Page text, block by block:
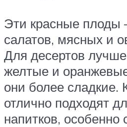
Эти красные плоды
салатов, мясных и
Для десертов
желтые и
они более сладкие.
отлично подходят
напитков, особенно